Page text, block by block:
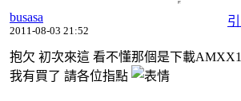
busasa
2011-08-03 21:52
抱欠 初次來這 看不懂那個是下載
我有買了 請各位指點